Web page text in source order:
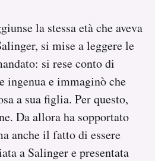
la stessa età che aveva
si mise a leggere le
si rese conto di
ingenua e immaginò che
a sua figlia. Per questo,
Da allora ha sopportato
anche il fatto di essere
a Salinger e presentata